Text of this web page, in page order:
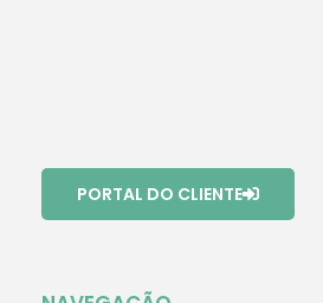
PORTAL DO CLIENTE